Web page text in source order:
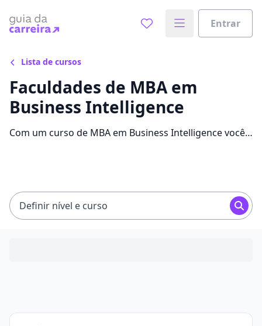
Entrar
Lista de cursos
Faculdades de MBA em
Business Intelligence
Com um curso de MBA em Business Intelligence você
Definir nível e curso